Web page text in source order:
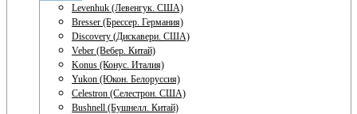
Levenhuk (Левенгук. США)
Bresser (Брессер. Германия)
Discovery (Дискавери. США)
Veber (Вебер. Китай)
Konus (Конус. Италия)
Yukon (Юкон. Белоруссия)
Celestron (Селестрон. США)
Bushnell (Бушнелл. Китай)